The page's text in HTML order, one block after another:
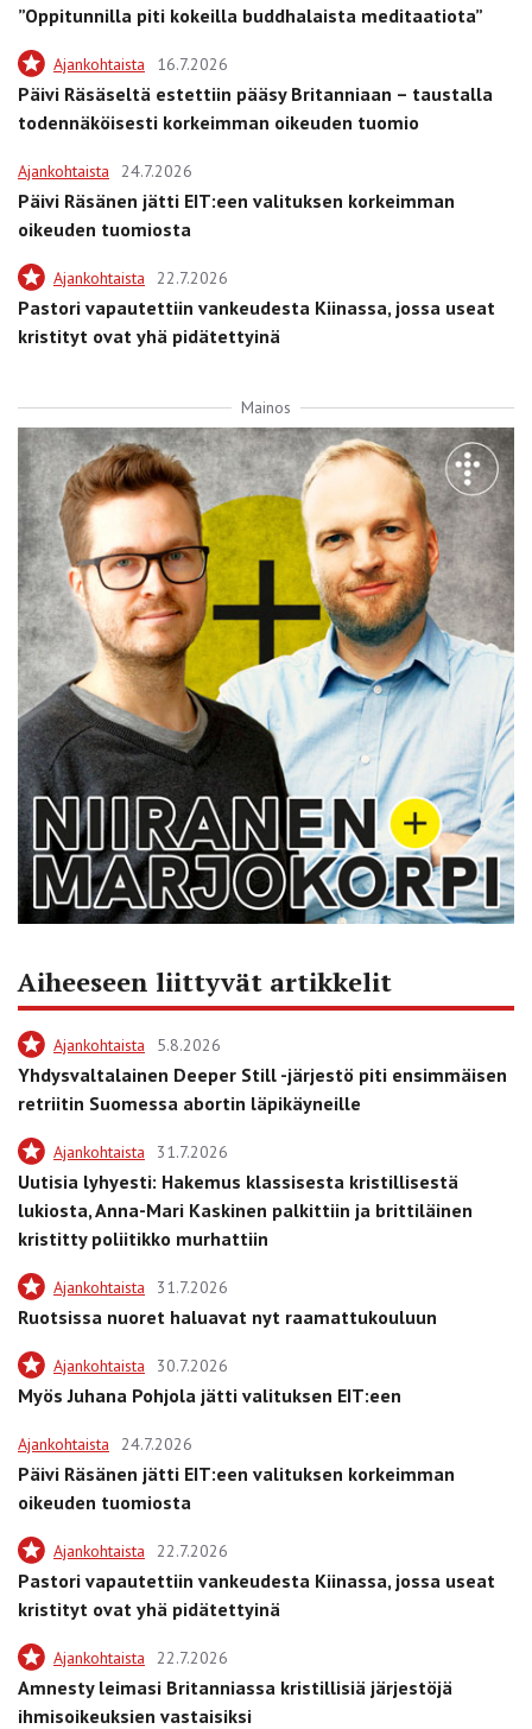
”Oppitunnilla piti kokeilla buddhalaista meditaatiota”
Ajankohtaista 16.7.2026
Päivi Räsäseltä estettiin pääsy Britanniaan – taustalla
todennäköisesti korkeimman oikeuden tuomio
Ajankohtaista 24.7.2026
Päivi Räsänen jätti EIT:een valituksen korkeimman
oikeuden tuomiosta
Ajankohtaista 22.7.2026
Pastori vapautettiin vankeudesta Kiinassa, jossa useat
kristityt ovat yhä pidätettyinä
Mainos
Aiheeseen liittyvät artikkelit
Ajankohtaista 5.8.2026
Yhdysvaltalainen Deeper Still -järjestö piti ensimmäisen
retriitin Suomessa abortin läpikäyneille
Ajankohtaista 31.7.2026
Uutisia lyhyesti: Hakemus klassisesta kristillisestä
lukiosta, Anna-Mari Kaskinen palkittiin ja brittiläinen
kristitty poliitikko murhattiin
Ajankohtaista 31.7.2026
Ruotsissa nuoret haluavat nyt raamattukouluun
Ajankohtaista 30.7.2026
Myös Juhana Pohjola jätti valituksen EIT:een
Ajankohtaista 24.7.2026
Päivi Räsänen jätti EIT:een valituksen korkeimman
oikeuden tuomiosta
Ajankohtaista 22.7.2026
Pastori vapautettiin vankeudesta Kiinassa, jossa useat
kristityt ovat yhä pidätettyinä
Ajankohtaista 22.7.2026
Amnesty leimasi Britanniassa kristillisiä järjestöjä
ihmisoikeuksien vastaisiksi